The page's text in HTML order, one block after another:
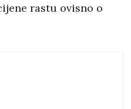
rastu ovisno o